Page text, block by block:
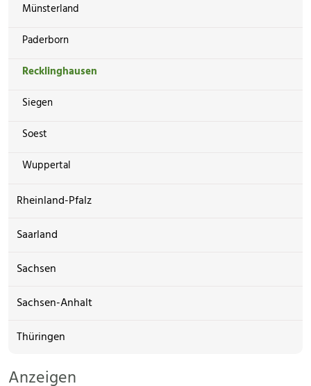
Münsterland
Paderborn
Recklinghausen
Siegen
Soest
Wuppertal
Rheinland-Pfalz
Saarland
Sachsen
Sachsen-Anhalt
Thüringen
Anzeigen